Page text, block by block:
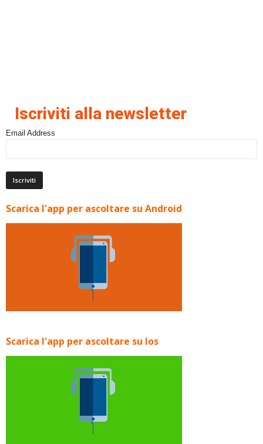
Iscriviti alla newsletter
Email Address
Scarica l'app per ascoltare su Android
Scarica l'app per ascoltare su Ios